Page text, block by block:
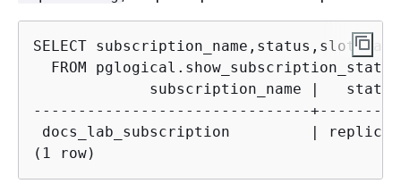
SELECT subscription_name,status,slot_name
subscription_name |
-------------------------------
docs_lab_subscription         | replicating
(1 row)